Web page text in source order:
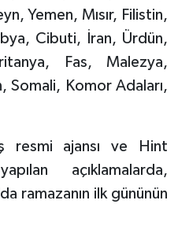
Yemen, Mısır, Filistin,
Cibuti, İran, Ürdün,
Fas, Malezya,
Somali, Komor Adaları,
resmi ajansı ve Hint
açıklamalarda,
ramazanın ilk gününün